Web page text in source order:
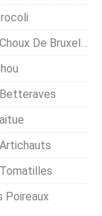
De Bruxelles
Poireaux